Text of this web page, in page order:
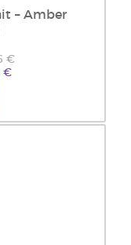
– Amber
€
€